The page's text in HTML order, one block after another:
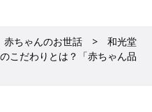
赤ちゃんのお世話
和光堂
こだわりとは？「赤ちゃん品